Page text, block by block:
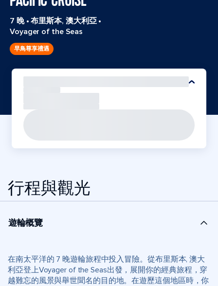
7 晚•布里斯本, 澳大利亞•
Voyager of the Seas
早鳥尊享禮遇
行程與觀光
遊輪概覽
在南太平洋的 7 晚遊輪旅程中投入冒險。從布里斯本, 澳大
利亞登上Voyager of the Seas出發，展開你的經典旅程，穿
越難忘的風景與舉世聞名的目的地。在遊歷這個地區時，你